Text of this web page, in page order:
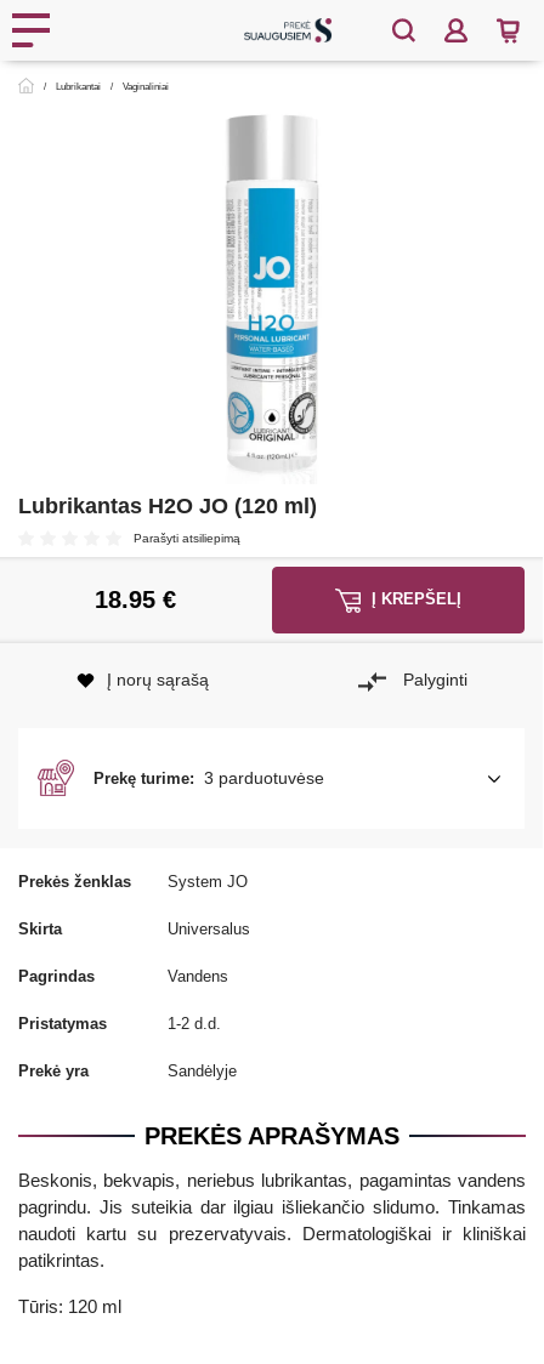
Lubrikantai Vaginaliniai
Lubrikantas H2O JO (120 ml)
Parašyti atsiliepimą
Prekės ženklas System JO
Skirta Universalus
Pagrindas Vandens
Pristatymas 1-2 d.d.
Prekė yra Sandėlyje
18.95 € Į KREPŠELĮ
Į norų sąrašą Palyginti
Prekę turime: 3 parduotuvėse
PREKĖS APRAŠYMAS
Beskonis, bekvapis, neriebus lubrikantas, pagamintas vandens
pagrindu. Jis suteikia dar ilgiau išliekančio slidumo. Tinkamas
naudoti kartu su prezervatyvais. Dermatologiškai ir kliniškai
patikrintas.
Tūris: 120 ml